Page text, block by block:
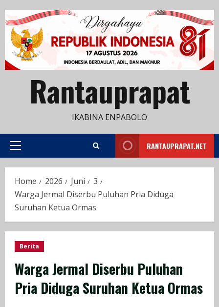
to
content
Rantauprapat
IKABINA ENPABOLO
Primary
RANTAUPRAPAT.NET
Home 2026 Juni
3
Warga Jermal Diserbu Puluhan Pria Diduga
Suruhan Ketua Ormas
Berita
Warga Jermal Diserbu Puluhan
Pria Diduga Suruhan Ketua Ormas